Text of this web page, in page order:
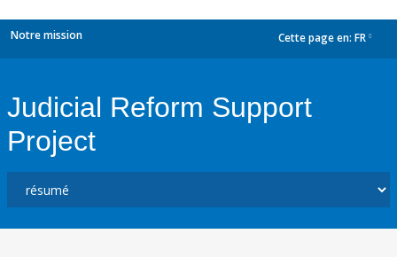
Notre mission Cette page en: FR
Judicial Reform Support
Project